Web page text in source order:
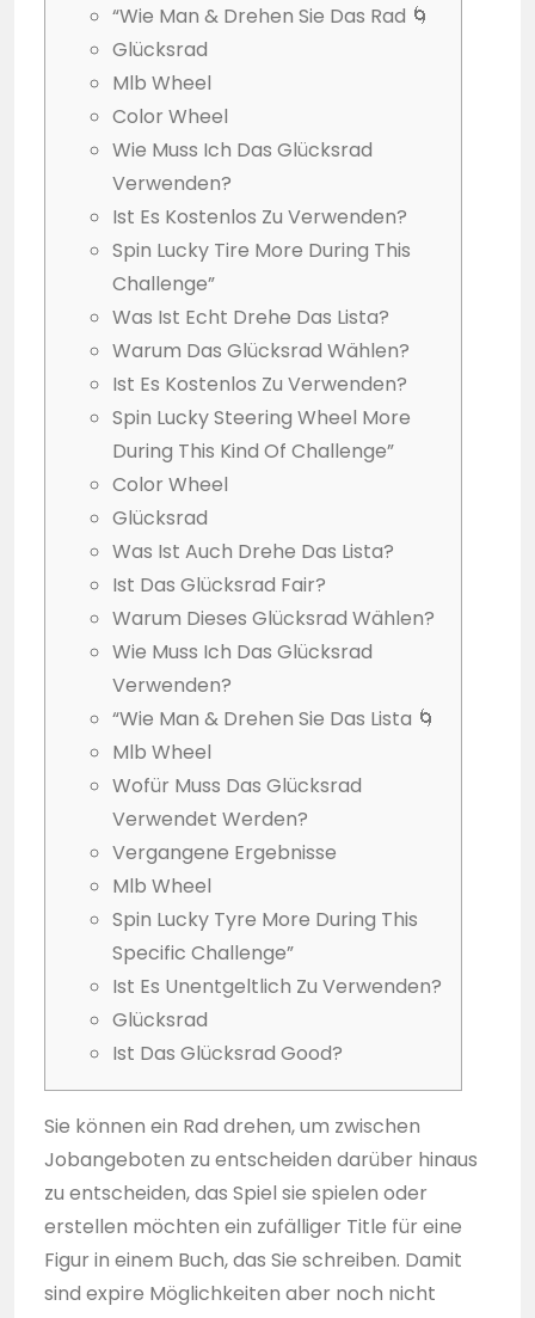
“Wie Man & Drehen Sie Das Rad 🌀
Glücksrad
Mlb Wheel
Color Wheel
Wie Muss Ich Das Glücksrad
Verwenden?
Ist Es Kostenlos Zu Verwenden?
Spin Lucky Tire More During This
Challenge”
Was Ist Echt Drehe Das Lista?
Warum Das Glücksrad Wählen?
Ist Es Kostenlos Zu Verwenden?
Spin Lucky Steering Wheel More
During This Kind Of Challenge”
Color Wheel
Glücksrad
Was Ist Auch Drehe Das Lista?
Ist Das Glücksrad Fair?
Warum Dieses Glücksrad Wählen?
Wie Muss Ich Das Glücksrad
Verwenden?
“Wie Man & Drehen Sie Das Lista 🌀
Mlb Wheel
Wofür Muss Das Glücksrad
Verwendet Werden?
Vergangene Ergebnisse
Mlb Wheel
Spin Lucky Tyre More During This
Specific Challenge”
Ist Es Unentgeltlich Zu Verwenden?
Glücksrad
Ist Das Glücksrad Good?
Sie können ein Rad drehen, um zwischen
Jobangeboten zu entscheiden darüber hinaus
zu entscheiden, das Spiel sie spielen oder
erstellen möchten ein zufälliger Title für eine
Figur in einem Buch, das Sie schreiben. Damit
sind expire Möglichkeiten aber noch nicht